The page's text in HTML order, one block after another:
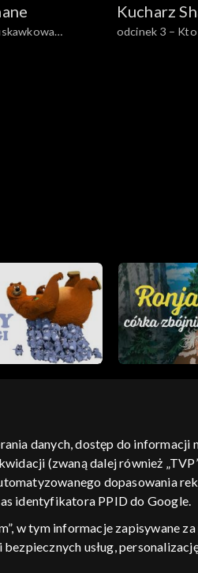
Kucharz
odcinek 3 –
informacje o dostawcy usług
danych, dostęp do informacji
(zwaną dalej również
dopasowania
identyfikatora PPID do Google.
w tym informacje zapisywane
usług,